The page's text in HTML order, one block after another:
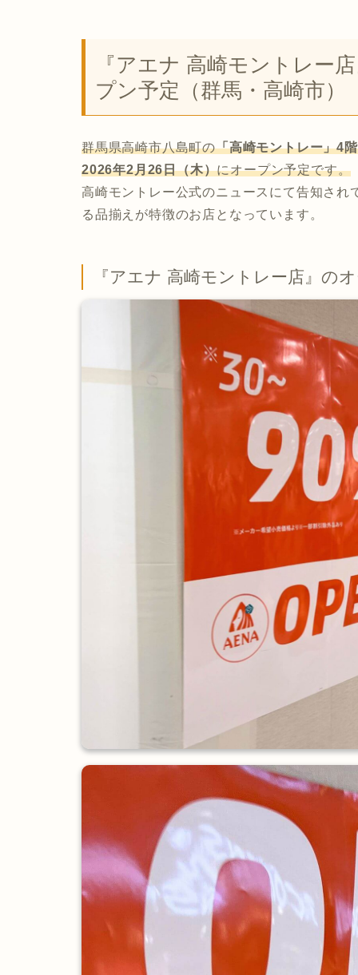
『アエナ 高崎モントレー
プン予定（群馬・高崎市）
群馬県高崎市八島町の「高崎モントレー」4階
2026年2月26日（木）にオープン予定です。
高崎モントレー公式のニュースにて告知さ
る品揃えが特徴のお店となっています。
『アエナ 高崎モントレー店』の